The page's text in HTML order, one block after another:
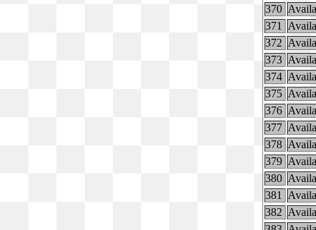
370
371
372
373
374
375
376
377
378
379
380
381
382